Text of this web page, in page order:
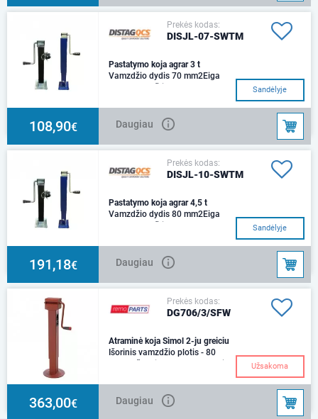
Prekės kodas:
DISJL-07-SWTM
Pastatymo koja agrar 3 t
Vamzdžio dydis 70 mm2Eiga
380 mmAukštis 400
Sandėlyje
108,90€ Daugiau
Prekės kodas:
DISJL-10-SWTM
Pastatymo koja agrar 4,5 t
Vamzdžio dydis 80 mm2Eiga
600 mmAukštis 660
Sandėlyje
191,18€ Daugiau
Prekės kodas:
DG706/3/SFW
Atraminė koja Simol 2-ju greiciu
Išorinis vamzdžio plotis - 80
mmVaržto eiga - 300 mmSvoris
apkrova - 544
Užsakoma
363,00€ Daugiau